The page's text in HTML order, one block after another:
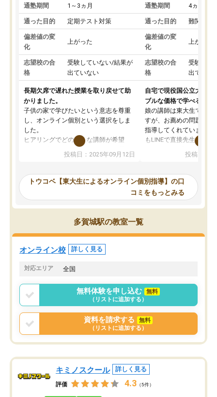
通塾期間 1～3ヵ月
通った目的 定期テスト対策
偏差値の変
化
上がった
志望校の合
格
受験していない/結果が
出ていない
長期欠席で遅れた授業を取り戻せて助
かりました。
子供の家で学びたいという意志を尊重
し、オンライン個別という選択をしま
した。
ヒアリングでどのような講師が希望
か、オプションは付帯するかなど選ぶ
事が出来ました。
ーティングを行い、その講師で良いか
見てから講師を決定する事ができま
す。
うちの子は、初回面談の講師の方で決
オンラインツールを使用した単語帳の
共有があり宿題もそちらで出される形
でした。
言う事で講師変更の申し出があり、あ
まりに短期での変更だった為、塾に通
う事にして退会しました。遅れも取り
戻せ、授業内容や講師の方は良かった
と思います。
投稿日：2025年09月12日
通塾期間 4ヵ月～1
通った目的 難関私立
偏差値の変
化
上がった
志望校の合
格
受験して
出ていな
自宅で現役国公立大学生
ブルな価格で学べる
娘の講師は東大生では無
すが、お薦めの問題集や
指導してくれています。
もLINEで直接先生に質問
めれるので、個人に合
いなのがあり(有料)、受
ことをどんなスケジュー
くか相談したのですが、
ち期待したものではなく
くなってきたようなので
投稿日：
トウコベ【東大生によるオンライン個別指導】の口
コミをもっとみる
多賀城駅の教室一覧
オンライン校 詳しく見る
対応エリア 全国
無料体験を申し込む
無料
（リストに追加する）
資料を請求する
無料
（リストに追加する）
キミノスクール 詳しく見る
評価 4.3 （5件）